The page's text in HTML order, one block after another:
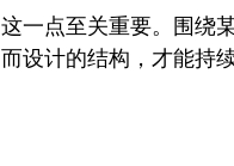
这一点至关重要。围绕
而设计的结构，才能持续